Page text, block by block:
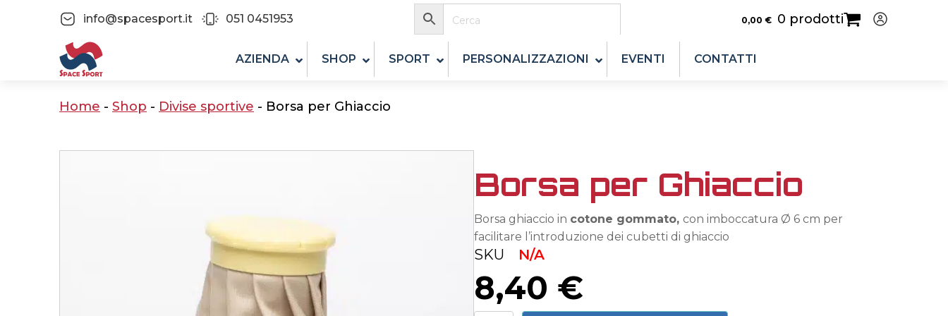
info@spacesport.it 051 0451953 0,00 € 0 prodotti
AZIENDA SHOP SPORT PERSONALIZZAZIONI EVENTI CONTATTI
Home - Shop - Divise sportive - Borsa per Ghiaccio
Borsa per Ghiaccio
Borsa ghiaccio in cotone gommato, con imboccatura Ø 6 cm per
facilitare l’introduzione dei cubetti di ghiaccio
SKU N/A
8,40 €